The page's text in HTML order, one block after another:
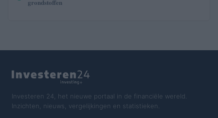
grondstoffen
Investeren 24, het nieuwe portaal in de financiële wereld.
Inzichten, nieuws, vergelijkingen en statistieken.